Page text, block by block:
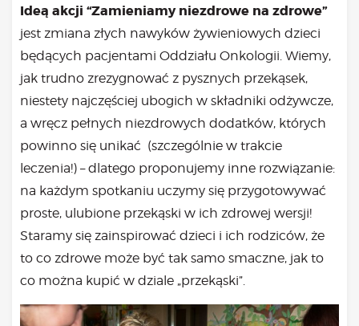
Ideą akcji “Zamieniamy niezdrowe na zdrowe”
jest zmiana złych nawyków żywieniowych dzieci
będących pacjentami Oddziału Onkologii. Wiemy,
jak trudno zrezygnować z pysznych przekąsek,
niestety najczęściej ubogich w składniki odżywcze,
a wręcz pełnych niezdrowych dodatków, których
powinno się unikać (szczególnie w trakcie
leczenia!) – dlatego proponujemy inne rozwiązanie:
na każdym spotkaniu uczymy się przygotowywać
proste, ulubione przekąski w ich zdrowej wersji!
Staramy się zainspirować dzieci i ich rodziców, że
to co zdrowe może być tak samo smaczne, jak to
co można kupić w dziale „przekąski”.